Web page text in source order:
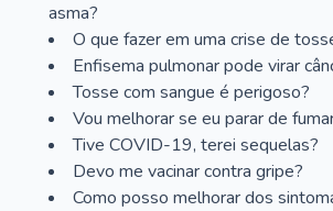
asma?
O que fazer em uma crise de
Enfisema pulmonar pode virar
Tosse com sangue é perigoso?
Vou melhorar se eu parar de
Tive COVID-19, terei sequelas?
Devo me vacinar contra gripe?
Como posso melhorar dos